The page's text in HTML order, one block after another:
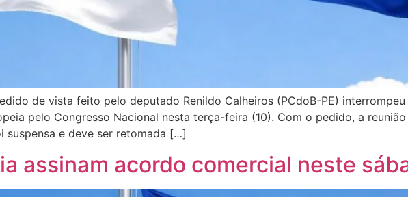
de vista feito pelo deputado Renildo Calheiros (PCdoB-PE)
pelo Congresso Nacional nesta terça-feira (10). Com o pedido, a
suspensa e deve ser retomada […]
assinam acordo comercial neste